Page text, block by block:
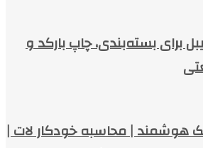
برای بسته‌بندی، چاپ بارکد و
هوشمند | محاسبه خودکار لات |